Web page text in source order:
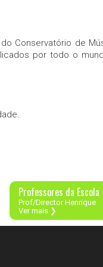
Conservatório de
por todo o
Professores da Escola
Prof/Director Henrique
Ver mais ❯